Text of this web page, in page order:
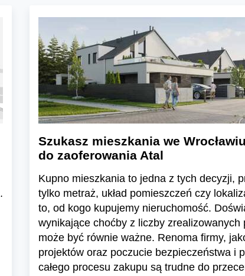
Szukasz mieszkania we
do zaoferowania Atal
Kupno mieszkania to jedna z tych decyzji,
tylko metraż, układ pomieszczeń czy
to, od kogo kupujemy nieruchomość.
wynikające choćby z liczby zrealizowanych
może być równie ważne. Renoma firmy,
projektów oraz poczucie bezpieczeństwa i
całego procesu zakupu są trudne do